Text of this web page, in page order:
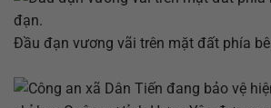
Đầu đạn vương vãi trên mặt đất phía